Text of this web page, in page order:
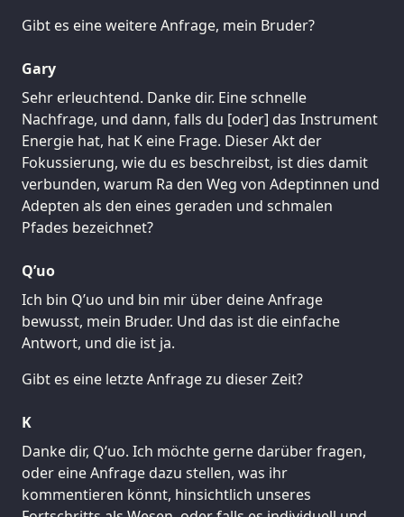
Gibt es eine weitere Anfrage, mein Bruder?
Gary
Sehr erleuchtend. Danke dir. Eine schnelle
Nachfrage, und dann, falls du [oder] das Instrument
Energie hat, hat K eine Frage. Dieser Akt der
Fokussierung, wie du es beschreibst, ist dies damit
verbunden, warum Ra den Weg von Adeptinnen und
Adepten als den eines geraden und schmalen
Pfades bezeichnet?
Q’uo
Ich bin Q’uo und bin mir über deine Anfrage
bewusst, mein Bruder. Und das ist die einfache
Antwort, und die ist ja.
Gibt es eine letzte Anfrage zu dieser Zeit?
K
Danke dir, Q‘uo. Ich möchte gerne darüber fragen,
oder eine Anfrage dazu stellen, was ihr
kommentieren könnt, hinsichtlich unseres